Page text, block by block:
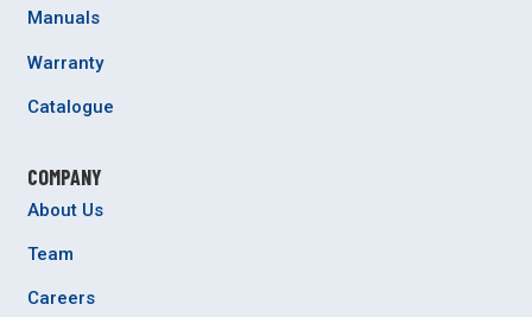
Manuals
Warranty
Catalogue
COMPANY
About Us
Team
Careers